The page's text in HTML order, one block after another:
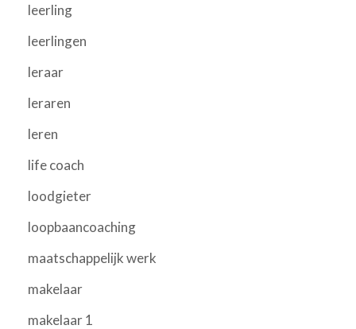
leerling
leerlingen
leraar
leraren
leren
life coach
loodgieter
loopbaancoaching
maatschappelijk werk
makelaar
makelaar 1